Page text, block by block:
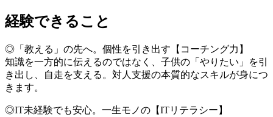
経験できること
◎「教える」の先へ。個性を引き出す【コーチング力】
知識を一方的に伝えるのではなく、子供の「やりたい」を引
き出し、自走を支える。対人支援の本質的なスキルが身につ
きます。
◎IT未経験でも安心。一生モノの【ITリテラシー】